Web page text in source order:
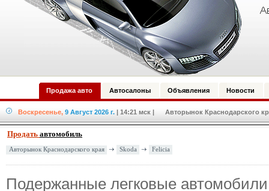
Продажа авто Автосалоны Объявления Новости
Воскресенье, 9 Август 2026 г. | 14:21 мск | Авторынок Краснодарского
Продать автомобиль
Авторынок Краснодарского края Skoda Felicia
Подержанные легковые